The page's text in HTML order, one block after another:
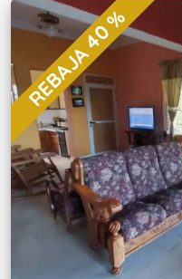
REBAJA 40 %